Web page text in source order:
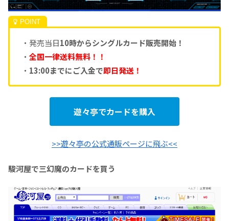
・発売当日10時からシングルカード販売開始！
・ 全国一律送料無料！！
・ 13:00までにご入金で即日発送！
遊々亭でカードを購入
>>遊々亭の公式通販ページに飛ぶ<<
駿河屋で三幻魔のカードを買う